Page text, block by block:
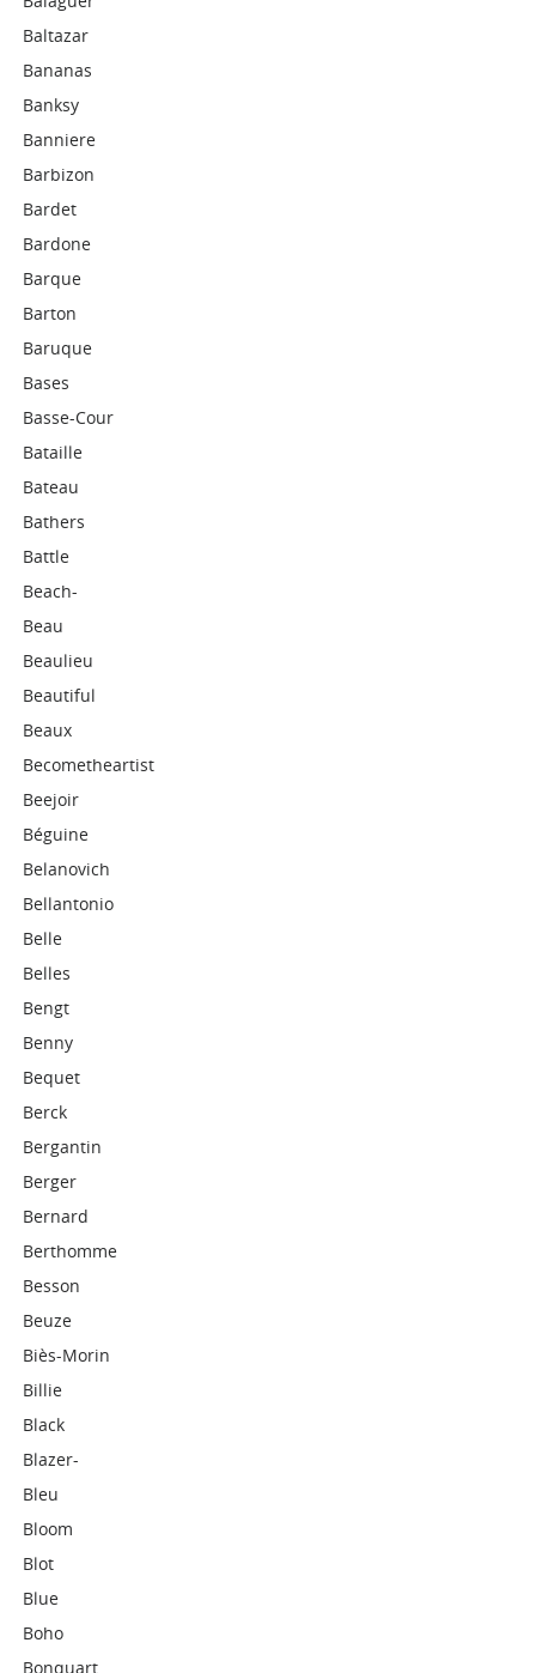
Baltazar
Bananas
Banksy
Banniere
Barbizon
Bardet
Bardone
Barque
Barton
Baruque
Bases
Basse-Cour
Bataille
Bateau
Bathers
Battle
Beach-
Beau
Beaulieu
Beautiful
Beaux
Becometheartist
Beejoir
Béguine
Belanovich
Bellantonio
Belle
Belles
Bengt
Benny
Bequet
Berck
Bergantin
Berger
Bernard
Berthomme
Besson
Beuze
Biès-Morin
Billie
Black
Blazer-
Bleu
Bloom
Blot
Blue
Boho
Bonquart